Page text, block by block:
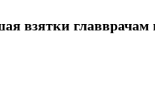
взятки главврачам